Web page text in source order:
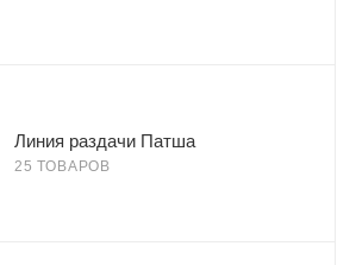
Линия раздачи Патша
25 ТОВАРОВ